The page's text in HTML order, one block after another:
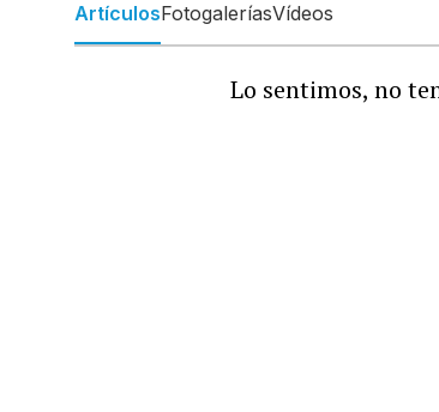
ArtículosFotogaleríasVídeos
Lo sentimos, no